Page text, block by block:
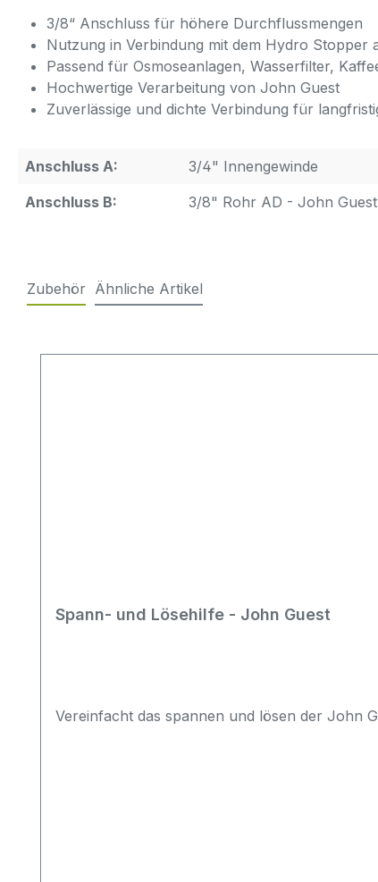
3/8“ Anschluss für höhere Durchflussmengen
Nutzung in Verbindung mit dem Hydro Stopper
Passend für Osmoseanlagen, Wasserfilter,
Hochwertige Verarbeitung von John Guest
Zuverlässige und dichte Verbindung für
Anschluss A:
3/4" Innengewinde
Anschluss B:
3/8" Rohr AD - John
Zubehör Ähnliche Artikel
Spann- und Lösehilfe - John Guest
Vereinfacht das spannen und lösen der John